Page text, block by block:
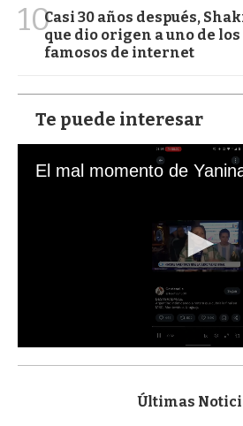
10Casi 30 años después,
que dio origen a uno de
famosos de internet
Te puede interesar
s
Últimas